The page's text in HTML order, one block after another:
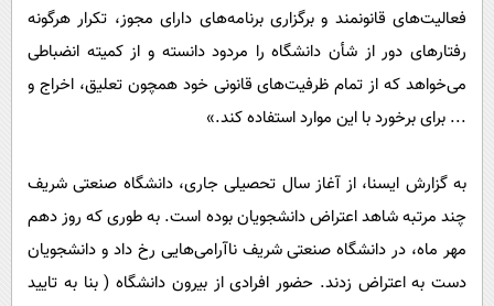
فعالیت‌های قانونمند و برگزاری برنامه‌های دارای مجوز، تکرار هرگونه
رفتارهای دور از شأن دانشگاه را مردود دانسته و از کمیته انضباطی
می‌خواهد که از تمام ظرفیت‌های قانونی خود همچون تعلیق، اخراج و
... برای برخورد با این موارد استفاده کند.»
به گزارش ایسنا، از آغاز سال تحصیلی جاری، دانشگاه صنعتی شریف
چند مرتبه شاهد اعتراض دانشجویان بوده است. به طوری که روز دهم
مهر ماه، در دانشگاه صنعتی شریف ناآرامی‌هایی رخ داد و دانشجویان
دست به اعتراض زدند. حضور افرادی از بیرون دانشگاه ( بنا به تایید